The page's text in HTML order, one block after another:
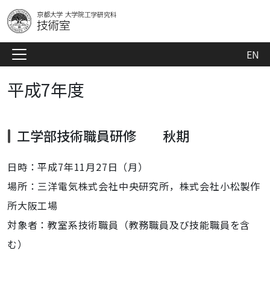
EN
平成7年度
工学部技術職員研修 秋期
日時：平成7年11月27日（月）
場所：三洋電気株式会社中央研究所，株式会社小松製作
所大阪工場
対象者：教室系技術職員（教務職員及び技能職員を含
む）